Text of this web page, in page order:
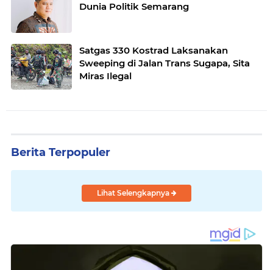
Dunia Politik Semarang
Satgas 330 Kostrad Laksanakan
Sweeping di Jalan Trans Sugapa, Sita
Miras Ilegal
Berita Terpopuler
Lihat Selengkapnya